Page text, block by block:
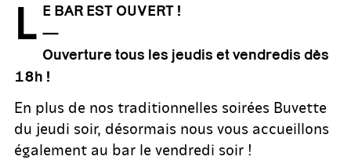
L E BAR EST OUVERT !
—
Ouverture tous les jeudis et vendredis dès
18h !
En plus de nos traditionnelles soirées Buvette
du jeudi soir, désormais nous vous accueillons
également au bar le vendredi soir !